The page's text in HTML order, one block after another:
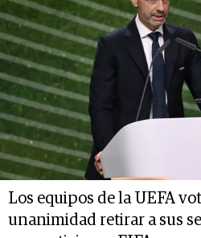
Los equipos de la UEFA
unanimidad retirar a sus